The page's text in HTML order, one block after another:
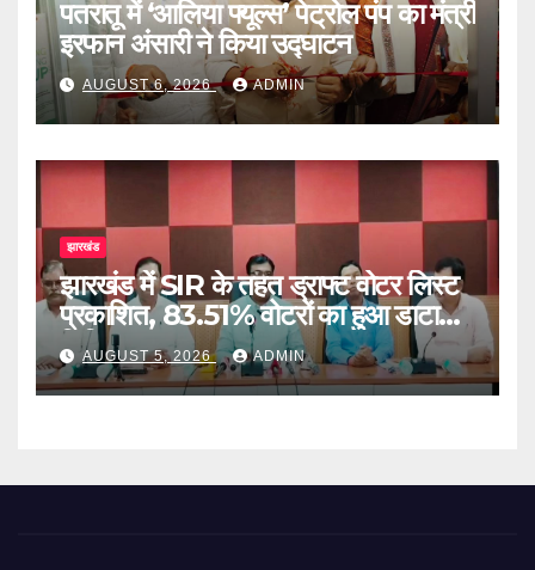
पतरातू में ‘आलिया फ्यूल्स’ पेट्रोल पंप का मंत्री
इरफान अंसारी ने किया उद्घाटन
AUGUST 6, 2026 ADMIN
झारखंड
झारखंड में SIR के तहत ड्राफ्ट वोटर लिस्ट
प्रकाशित, 83.51% वोटरों का हुआ डाटा
डिजिटाइज
AUGUST 5, 2026 ADMIN